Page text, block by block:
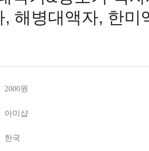
, 해병대액자, 한미
2000원
아미샵
한국